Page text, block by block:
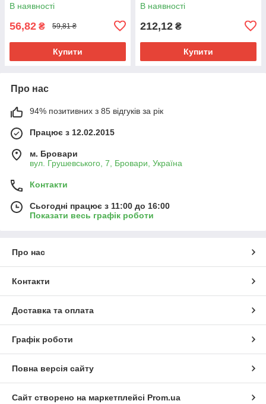
В наявності
56,82 ₴ 59,81 ₴
Купити
В наявності
212,12 ₴
Купити
Про нас
94% позитивних з 85 відгуків за рік
Працює з 12.02.2015
м. Бровари
вул. Грушевського, 7, Бровари, Україна
Контакти
Сьогодні працює з 11:00 до 16:00
Показати весь графік роботи
Про нас
Контакти
Доставка та оплата
Графік роботи
Повна версія сайту
Сайт створено на маркетплейсі Prom.ua